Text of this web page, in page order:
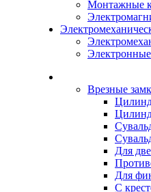
Монтажные
Электронные
Врезные
Для
Для
С